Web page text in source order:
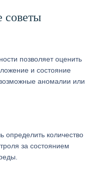
советы
позволяет оценить
и состояние
аномалии или
определить количество
за состоянием